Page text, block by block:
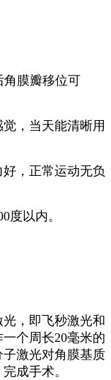
角膜瓣移位可
，当天能清晰用
，正常运动无负
度以内。
，即飞秒激光和
个周长20毫米的
激光对角膜基质
成手术。